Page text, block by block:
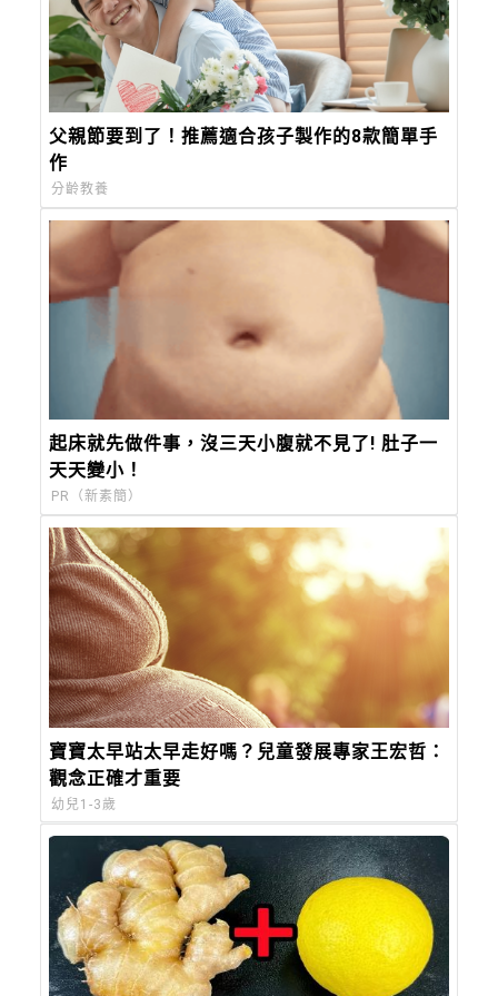
父親節要到了！推薦適合孩子製作的8款簡單手
作
分齡教養
起床就先做件事，沒三天小腹就不見了! 肚子一
天天變小！
PR（新素簡）
寶寶太早站太早走好嗎？兒童發展專家王宏哲：
觀念正確才重要
幼兒1-3歲